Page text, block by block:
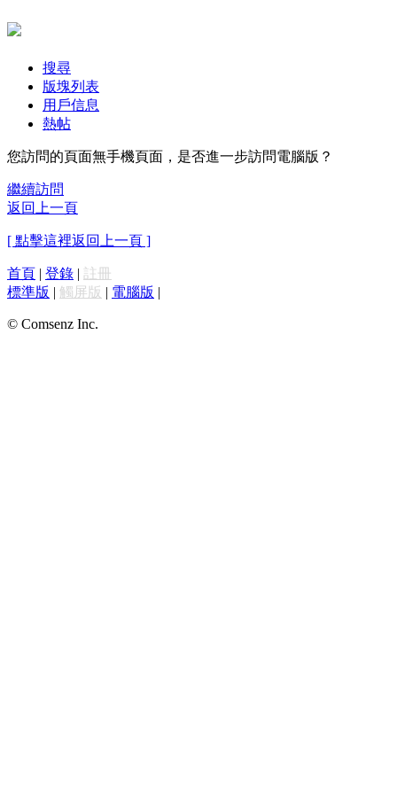
搜尋
版塊列表
用戶信息
熱帖
您訪問的頁面無手機頁面，是否進一步訪問電腦版？
繼續訪問
返回上一頁
[ 點擊這裡返回上一頁 ]
首頁 | 登錄 | 註冊
標準版 | 觸屏版 | 電腦版 |
© Comsenz Inc.